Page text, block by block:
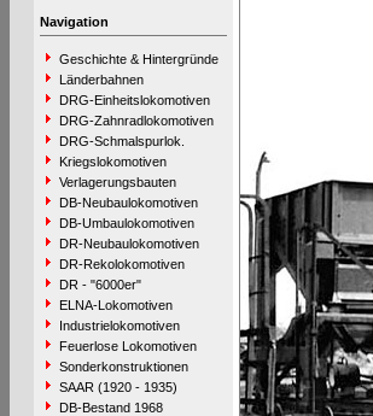
Navigation
Geschichte & Hintergründe
Länderbahnen
DRG-Einheitslokomotiven
DRG-Zahnradlokomotiven
DRG-Schmalspurlok.
Kriegslokomotiven
Verlagerungsbauten
DB-Neubaulokomotiven
DB-Umbaulokomotiven
DR-Neubaulokomotiven
DR-Rekolokomotiven
DR - "6000er"
ELNA-Lokomotiven
Industrielokomotiven
Feuerlose Lokomotiven
Sonderkonstruktionen
SAAR (1920 - 1935)
DB-Bestand 1968